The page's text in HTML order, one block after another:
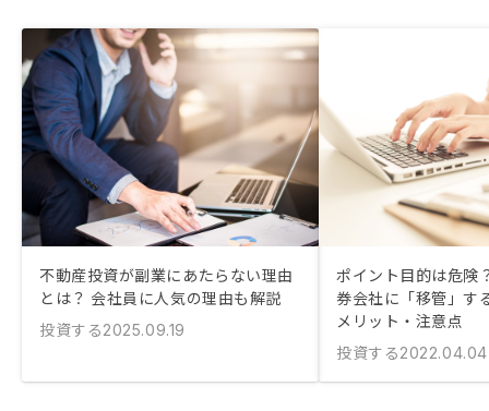
不動産投資が副業にあたらない理由
とは？ 会社員に人気の理由も解説
投資する2025.09.19
ポイント目的は危険
券会社に「移管」す
メリット・注意点
投資する2022.04.04